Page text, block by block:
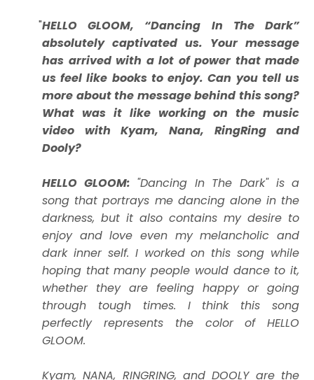
HELLO GLOOM, “Dancing In The Dark”
absolutely captivated us. Your message
has arrived with a lot of power that made
us feel like books to enjoy. Can you tell us
more about the message behind this song?
What was it like working on the music
video with Kyam, Nana, RingRing and
Dooly?
HELLO GLOOM: "Dancing In The Dark" is a
song that portrays me dancing alone in the
darkness, but it also contains my desire to
enjoy and love even my melancholic and
dark inner self. I worked on this song while
hoping that many people would dance to it,
whether they are feeling happy or going
through tough times. I think this song
perfectly represents the color of HELLO
GLOOM.
Kyam, NANA, RINGRING, and DOOLY are the